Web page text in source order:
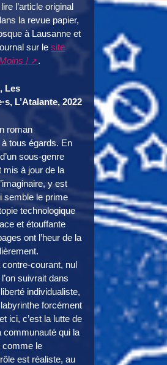
l’article original
la revue papier,
à Lausanne et
sur lesite
! .
Les
L’Atalante, 2022
roman
tous égards. En
sous-genre
mis à jour de la
y est
semble le prime
technologique
et étouffante
ont l’heur de la
contre-courant, nul
suivrait dans
individualiste,
forcément
ici, c’est la lutte de
communauté qui la
comme le
est réaliste, au